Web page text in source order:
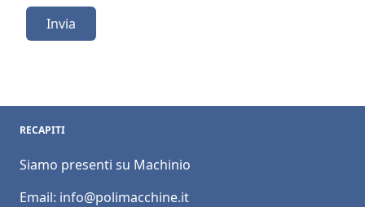
Invia
RECAPITI
Siamo presenti su Machinio
Email: info@polimacchine.it